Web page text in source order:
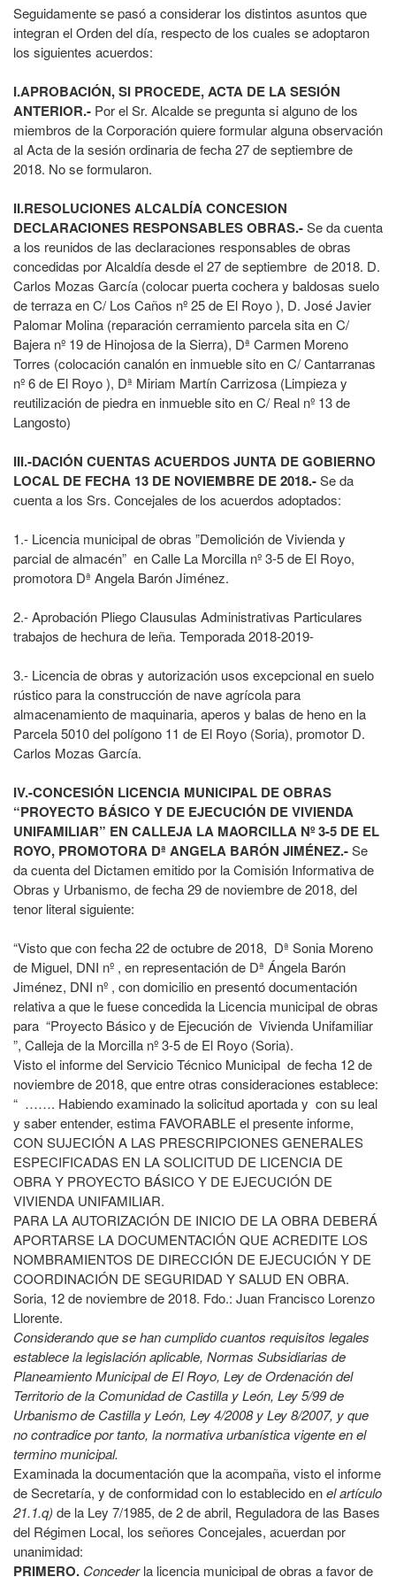
Seguidamente se pasó a considerar los distintos asuntos que
integran el Orden del día, respecto de los cuales se adoptaron
los siguientes acuerdos:
I.APROBACIÓN, SI PROCEDE, ACTA DE LA SESIÓN
ANTERIOR.- Por el Sr. Alcalde se pregunta si alguno de los
miembros de la Corporación quiere formular alguna observación
al Acta de la sesión ordinaria de fecha 27 de septiembre de
2018. No se formularon.
II.RESOLUCIONES ALCALDÍA CONCESION
DECLARACIONES RESPONSABLES OBRAS.-Se da cuenta
a los reunidos de las declaraciones responsables de obras
concedidas por Alcaldía desde el 27 de septiembre de 2018. D.
Carlos Mozas García (colocar puerta cochera y baldosas suelo
de terraza en C/ Los Caños nº 25 de El Royo ), D. José Javier
Palomar Molina (reparación cerramiento parcela sita en C/
Bajera nº 19 de Hinojosa de la Sierra), Dª Carmen Moreno
Torres (colocación canalón en inmueble sito en C/ Cantarranas
nº 6 de El Royo ), Dª Miriam Martín Carrizosa (Limpieza y
reutilización de piedra en inmueble sito en C/ Real nº 13 de
Langosto)
III.-DACIÓN CUENTAS ACUERDOS JUNTA DE GOBIERNO
LOCAL DE FECHA 13 DE NOVIEMBRE DE 2018.-Se da
cuenta a los Srs. Concejales de los acuerdos adoptados:
1.- Licencia municipal de obras ”Demolición de Vivienda y
parcial de almacén” en Calle La Morcilla nº 3-5 de El Royo,
promotora Dª Angela Barón Jiménez.
2.- Aprobación Pliego Clausulas Administrativas Particulares
trabajos de hechura de leña. Temporada 2018-2019-
3.- Licencia de obras y autorización usos excepcional en suelo
rústico para la construcción de nave agrícola para
almacenamiento de maquinaria, aperos y balas de heno en la
Parcela 5010 del polígono 11 de El Royo (Soria), promotor D.
Carlos Mozas García.
IV.-CONCESIÓN LICENCIA MUNICIPAL DE OBRAS
“PROYECTO BÁSICO Y DE EJECUCIÓN DE VIVIENDA
UNIFAMILIAR” EN CALLEJA LA MAORCILLA Nº 3-5 DE EL
ROYO, PROMOTORA Dª ANGELA BARÓN JIMÉNEZ.-Se
da cuenta del Dictamen emitido por la Comisión Informativa de
Obras y Urbanismo, de fecha 29 de noviembre de 2018, del
tenor literal siguiente:
“Visto que con fecha 22 de octubre de 2018, Dª Sonia Moreno
de Miguel, DNI nº , en representación de Dª Ángela Barón
Jiménez, DNI nº , con domicilio en presentó documentación
relativa a que le fuese concedida la Licencia municipal de obras
para “Proyecto Básico y de Ejecución de Vivienda Unifamiliar
”, Calleja de la Morcilla nº 3-5 de El Royo (Soria).
Visto el informe del Servicio Técnico Municipal de fecha 12 de
noviembre de 2018, que entre otras consideraciones establece:
“ ……. Habiendo examinado la solicitud aportada y con su leal
y saber entender, estima FAVORABLE el presente informe,
CON SUJECIÓN A LAS PRESCRIPCIONES GENERALES
ESPECIFICADAS EN LA SOLICITUD DE LICENCIA DE
OBRA Y PROYECTO BÁSICO Y DE EJECUCIÓN DE
VIVIENDA UNIFAMILIAR.
PARA LA AUTORIZACIÓN DE INICIO DE LA OBRA DEBERÁ
APORTARSE LA DOCUMENTACIÓN QUE ACREDITE LOS
NOMBRAMIENTOS DE DIRECCIÓN DE EJECUCIÓN Y DE
COORDINACIÓN DE SEGURIDAD Y SALUD EN OBRA.
Soria, 12 de noviembre de 2018. Fdo.: Juan Francisco Lorenzo
Llorente.
Considerando que se han cumplido cuantos requisitos legales
establece la legislación aplicable, Normas Subsidiarias de
Planeamiento Municipal de El Royo, Ley de Ordenación del
Territorio de la Comunidad de Castilla y León, Ley 5/99 de
Urbanismo de Castilla y León, Ley 4/2008 y Ley 8/2007, y que
no contradice por tanto, la normativa urbanística vigente en el
termino municipal.
Examinada la documentación que la acompaña, visto el informe
de Secretaría, y de conformidad con lo establecido enel artículo
21.1.q) de la Ley 7/1985, de 2 de abril, Reguladora de las Bases
del Régimen Local, los señores Concejales, acuerdan por
unanimidad:
PRIMERO. Concederla licencia municipal de obras a favor de